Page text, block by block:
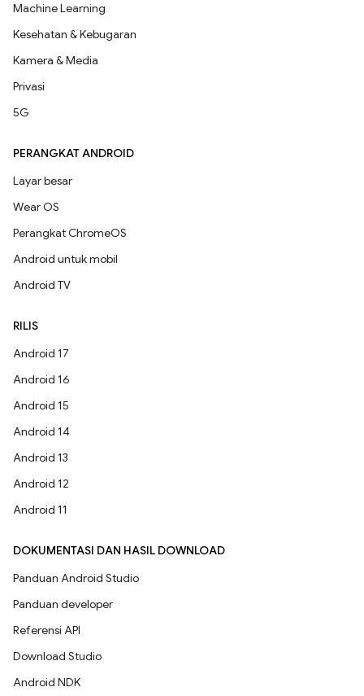
Machine Learning
Kesehatan & Kebugaran
Kamera & Media
Privasi
5G
PERANGKAT ANDROID
Layar besar
Wear OS
Perangkat ChromeOS
Android untuk mobil
Android TV
RILIS
Android 17
Android 16
Android 15
Android 14
Android 13
Android 12
Android 11
DOKUMENTASI DAN HASIL DOWNLOAD
Panduan Android Studio
Panduan developer
Referensi API
Download Studio
Android NDK